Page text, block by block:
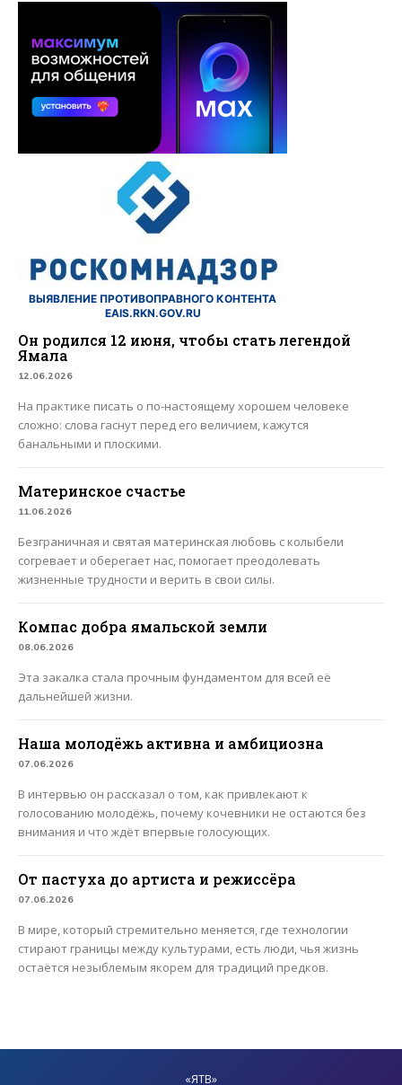
ВЫЯВЛЕНИЕ ПРОТИВОПРАВНОГО КОНТЕНТА
EAIS.RKN.GOV.RU
Он родился 12 июня, чтобы стать легендой
Ямала
12.06.2026
На практике писать о по-настоящему хорошем человеке
сложно: слова гаснут перед его величием, кажутся
банальными и плоскими.
Материнское счастье
11.06.2026
Безграничная и святая материнская любовь с колыбели
согревает и оберегает нас, помогает преодолевать
жизненные трудности и верить в свои силы.
Компас добра ямальской земли
08.06.2026
Эта закалка стала прочным фундаментом для всей её
дальнейшей жизни.
Наша молодёжь активна и амбициозна
07.06.2026
В интервью он рассказал о том, как привлекают к
голосованию молодёжь, почему кочевники не остаются без
внимания и что ждёт впервые голосующих.
От пастуха до артиста и режиссёра
07.06.2026
В мире, который стремительно меняется, где технологии
стирают границы между культурами, есть люди, чья жизнь
остаётся незыблемым якорем для традиций предков.
«ЯТВ»